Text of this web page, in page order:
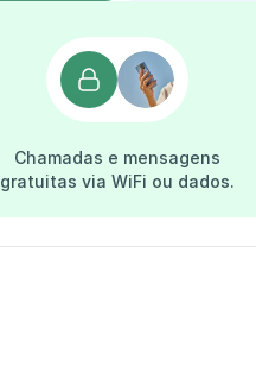
Chamadas e mensagens
gratuitas via WiFi ou dados.